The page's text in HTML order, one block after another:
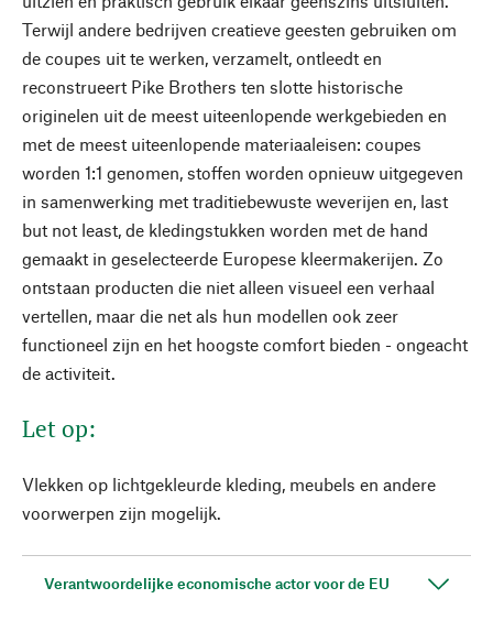
Terwijl andere bedrijven creatieve geesten gebruiken om
de coupes uit te werken, verzamelt, ontleedt en
reconstrueert Pike Brothers ten slotte historische
originelen uit de meest uiteenlopende werkgebieden en
met de meest uiteenlopende materiaaleisen: coupes
worden 1:1 genomen, stoffen worden opnieuw uitgegeven
in samenwerking met traditiebewuste weverijen en, last
but not least, de kledingstukken worden met de hand
gemaakt in geselecteerde Europese kleermakerijen. Zo
ontstaan producten die niet alleen visueel een verhaal
vertellen, maar die net als hun modellen ook zeer
functioneel zijn en het hoogste comfort bieden - ongeacht
de activiteit.
Let op:
Vlekken op lichtgekleurde kleding, meubels en andere
voorwerpen zijn mogelijk.
Verantwoordelijke economische actor voor de EU